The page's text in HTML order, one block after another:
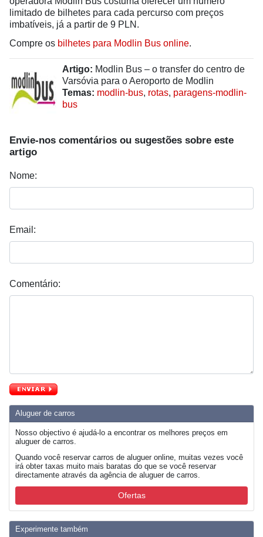
Aluguer de carros
Nosso objectivo é ajudá-lo a encontrar os melhores preços em
aluguer de carros.
Quando você reservar carros de aluguer online, muitas vezes você
irá obter taxas muito mais baratas do que se você reservar
directamente através da agência de aluguer de carros.
Ofertas
Experimente também
limitado de bilhetes para cada percurso com preços
imbatíveis, já a partir de 9 PLN.
Compre os bilhetes para Modlin Bus online.
Artigo: Modlin Bus – o transfer do centro de
Varsóvia para o Aeroporto de Modlin
Temas: modlin-bus, rotas, paragens-modlin-
bus
Envie-nos comentários ou sugestões sobre este
artigo
Nome:
Email:
Comentário: